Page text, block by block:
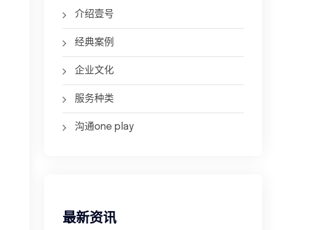
介绍壹号
经典案例
企业文化
服务种类
沟通one play
最新资讯